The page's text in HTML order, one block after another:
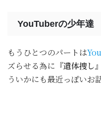
YouTuberの少年達
もうひとつのパートは
ズらせる為に 『遺体捜し』
ういかにも最近っぽいお